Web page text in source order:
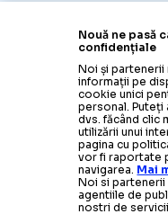
Nouă ne pasă
confidențiale
Noi și partenerii
informații pe
cookie unici
personal.
dvs. făcând clic
utilizării unui
pagina cu
vor fi raportate
navigarea. Mai
Noi si
agentiile de
nostri de